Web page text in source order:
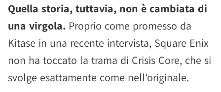
Quella storia, tuttavia, non è cambiata di
una virgola. Proprio come promesso da
Kitase in una recente intervista, Square Enix
non ha toccato la trama di Crisis Core, che si
svolge esattamente come nell'originale.